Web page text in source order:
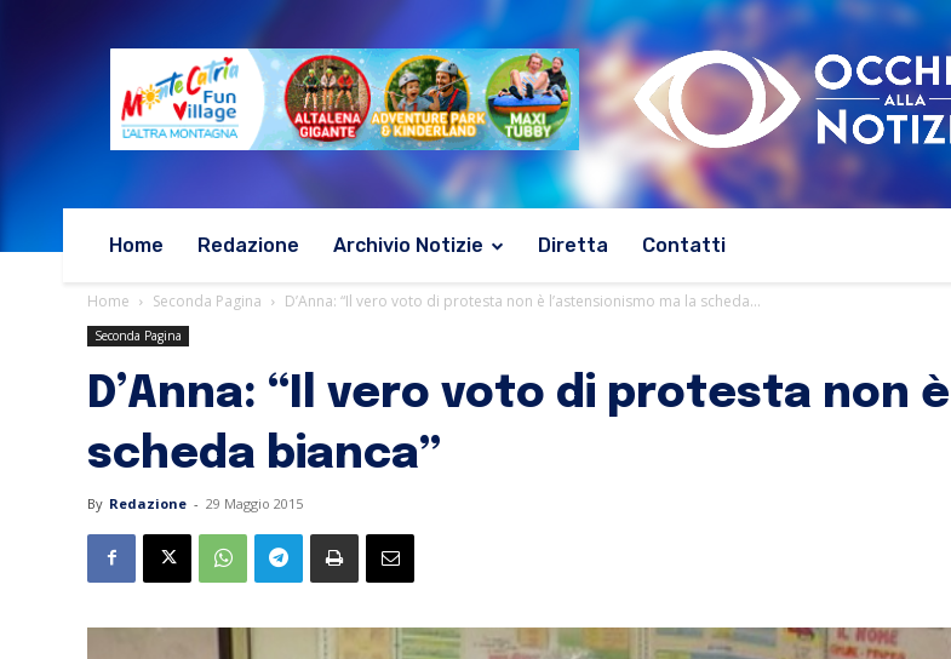
Home Redazione Archivio Notizie Diretta Contatti
Home Seconda Pagina D’Anna: “Il vero voto di protesta non è l’astensionismo ma la scheda...
Seconda Pagina
D’Anna: “Il vero voto di protesta non
scheda bianca”
By Redazione - 29 Maggio 2015